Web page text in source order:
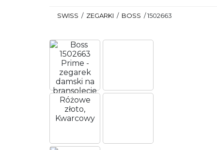
SWISS / ZEGARKI / BOSS /1502663